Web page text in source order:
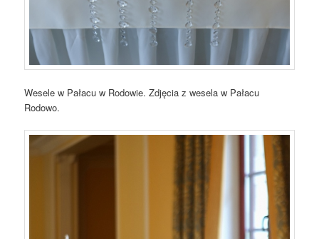
Wesele w Pałacu w Rodowie. Zdjęcia z wesela w Pałacu
Rodowo.